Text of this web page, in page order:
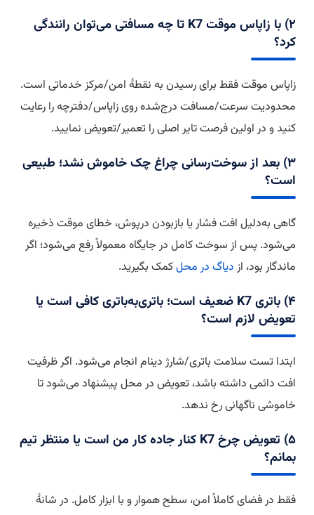
۲) با زاپاس موقت K7 تا چه مسافتی می‌توان رانندگی
کرد؟
زاپاس موقت فقط برای رسیدن به نقطهٔ امن/مرکز خدماتی است.
محدودیت سرعت/مسافت درج‌شده روی زاپاس/دفترچه را رعایت
کنید و در اولین فرصت تایر اصلی را تعمیر/تعویض نمایید.
۳) بعد از سوخت‌رسانی چراغ چک خاموش نشد؛ طبیعی
است؟
گاهی به‌دلیل افت فشار یا بازبودن درپوش، خطای موقت ذخیره
می‌شود. پس از سوخت کامل در جایگاه معمولاً رفع می‌شود؛ اگر
ماندگار بود، از دیاگ در محلکمک بگیرید.
۴) باتری K7 ضعیف است؛ باتری‌به‌باتری کافی است یا
تعویض لازم است؟
ابتدا تست سلامت باتری/شارژ دینام انجام می‌شود. اگر ظرفیت
افت دائمی داشته باشد، تعویض در محل پیشنهاد می‌شود تا
خاموشی ناگهانی رخ ندهد.
۵) تعویض چرخ K7 کنار جاده کار من است یا منتظر تیم
بمانم؟
فقط در فضای کاملاً امن، سطح هموار و با ابزار کامل. در شانهٔ